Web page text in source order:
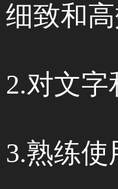
细致和
2.对文
3.熟练使